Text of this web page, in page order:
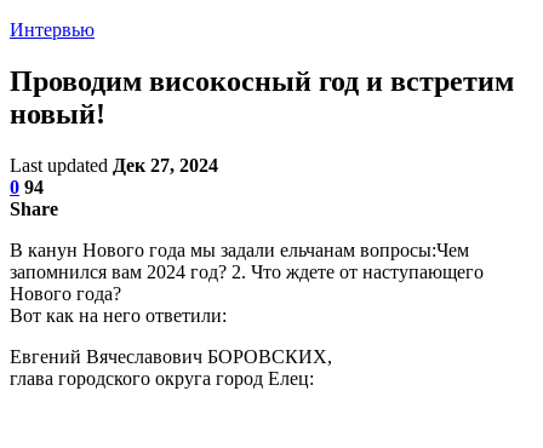
Интервью
Проводим високосный год и встретим
новый!
Last updated Дек 27, 2024
0 94
Share
В канун Нового года мы задали ельчанам вопросы:Чем
запомнился вам 2024 год? 2. Что ждете от наступающего
Нового года?
Вот как на него ответили:
Евгений Вячеславович БОРОВСКИХ,
глава городского округа город Елец: